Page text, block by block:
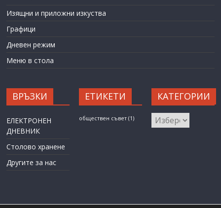
Изящни и приложни изкуства
Графици
Дневен режим
Меню в стола
ВРЪЗКИ
ЕЛЕКТРОНЕН
ДНЕВНИК
Столово хранене
Другите за нас
ЕТИКЕТИ
обществен съвет (1)
КАТЕГОРИИ
КАТЕГОРИИ